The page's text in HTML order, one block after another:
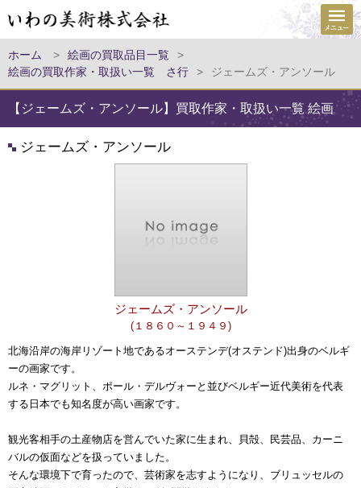
ホーム > 絵画の買取品目一覧
>
絵画の買取作家・取扱い一覧 さ行
> ジェームズ・アンソール
【ジェームズ・アンソール】買取作家・取扱い一覧 絵画
ジェームズ・アンソール
ジェームズ・アンソール
(１８６０～１９４９)
北海沿岸の海岸リゾート地であるオーステンデ(オステンド)出身のベルギ
ーの画家です。
ルネ・マグリット、ポール・デルヴォーと並びベルギー近代美術を代表
する日本でも知名度が高い画家です。
観光客相手の土産物店を営んでいた家に生まれ、貝殻、民芸品、カーニ
バルの仮面などを扱っていました。
そんな環境下で育ったので、芸術家を志すようになり、ブリュッセルの